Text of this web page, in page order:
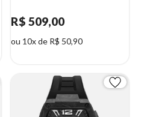
R$ 509,00
ou 10x de R$ 50,90